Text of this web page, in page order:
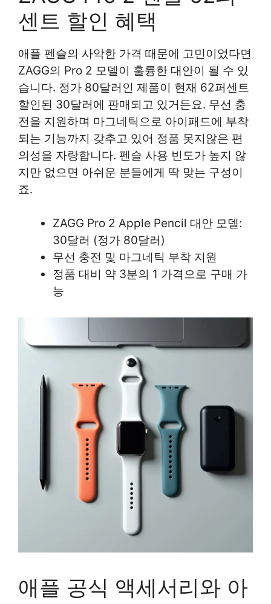
센트 할인 혜택
애플 펜슬의 사악한 가격 때문에 고민이었다면
ZAGG의 Pro 2 모델이 훌륭한 대안이 될 수 있
습니다. 정가 80달러인 제품이 현재 62퍼센트
할인된 30달러에 판매되고 있거든요. 무선 충
전을 지원하며 마그네틱으로 아이패드에 부착
되는 기능까지 갖추고 있어 정품 못지않은 편
의성을 자랑합니다. 펜슬 사용 빈도가 높지 않
지만 없으면 아쉬운 분들에게 딱 맞는 구성이
죠.
ZAGG Pro 2 Apple Pencil 대안 모델:
30달러 (정가 80달러)
무선 충전 및 마그네틱 부착 지원
정품 대비 약 3분의 1 가격으로 구매 가
능
애플 공식 액세서리와 아